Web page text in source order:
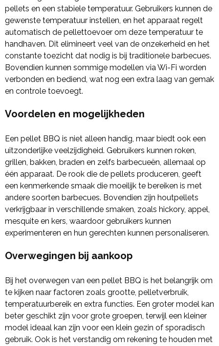
pellets en een stabiele temperatuur. Gebruikers kunnen de
gewenste temperatuur instellen, en het apparaat regelt
automatisch de pellettoevoer om deze temperatuur te
handhaven. Dit elimineert veel van de onzekerheid en het
constante toezicht dat nodig is bij traditionele barbecues.
Bovendien kunnen sommige modellen via Wi-Fi worden
verbonden en bediend, wat nog een extra laag van gemak
en controle toevoegt.
Voordelen en mogelijkheden
Een pellet BBQ is niet alleen handig, maar biedt ook een
uitzonderlijke veelzijdigheid. Gebruikers kunnen roken,
grillen, bakken, braden en zelfs barbecueën, allemaal op
één apparaat. De rook die de pellets produceren, geeft
een kenmerkende smaak die moeilijk te bereiken is met
andere soorten barbecues. Bovendien zijn houtpellets
verkrijgbaar in verschillende smaken, zoals hickory, appel,
mesquite en kers, waardoor gebruikers kunnen
experimenteren en hun gerechten kunnen personaliseren.
Overwegingen bij aankoop
Bij het overwegen van een pellet BBQ is het belangrijk om
te kijken naar factoren zoals grootte, pelletverbruik,
temperatuurbereik en extra functies. Een groter model kan
beter geschikt zijn voor grote groepen, terwijl een kleiner
model ideaal kan zijn voor een klein gezin of sporadisch
gebruik. Ook is het verstandig om rekening te houden met